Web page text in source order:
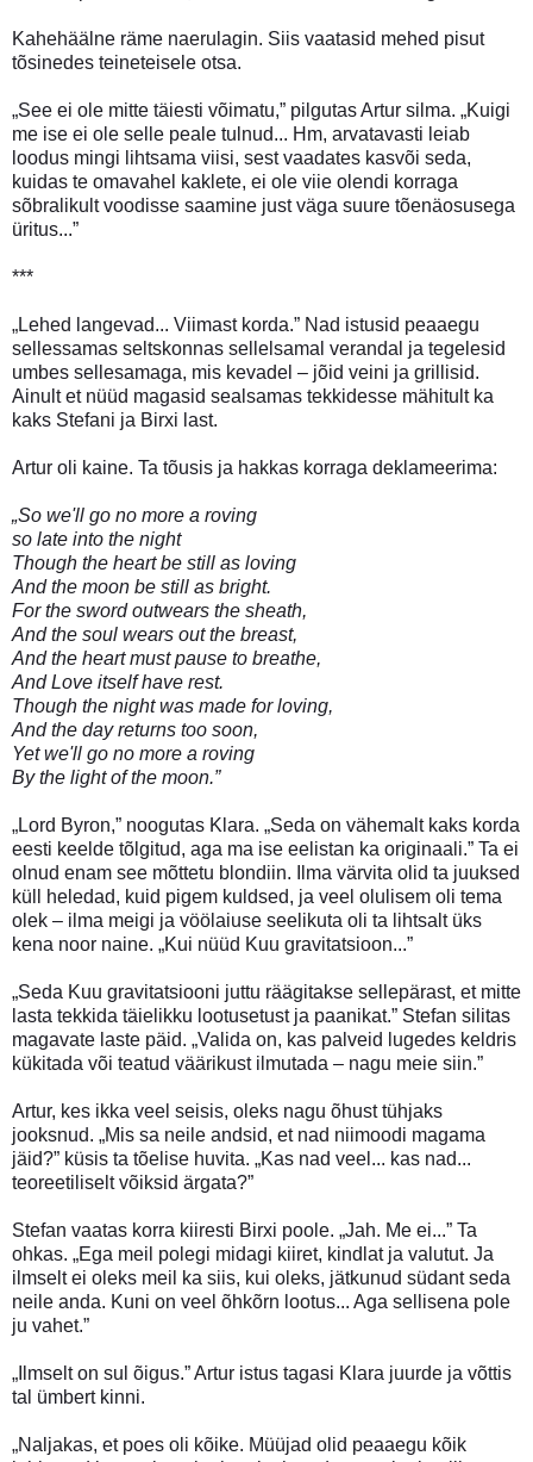
Kahehäälne räme naerulagin. Siis vaatasid mehed pisut
tõsinedes teineteisele otsa.
„See ei ole mitte täiesti võimatu,” pilgutas Artur silma. „Kuigi
me ise ei ole selle peale tulnud... Hm, arvatavasti leiab
loodus mingi lihtsama viisi, sest vaadates kasvõi seda,
kuidas te omavahel kaklete, ei ole viie olendi korraga
sõbralikult voodisse saamine just väga suure tõenäosusega
üritus...”
***
„Lehed langevad... Viimast korda.” Nad istusid peaaegu
sellessamas seltskonnas sellelsamal verandal ja tegelesid
umbes sellesamaga, mis kevadel – jõid veini ja grillisid.
Ainult et nüüd magasid sealsamas tekkidesse mähitult ka
kaks Stefani ja Birxi last.
Artur oli kaine. Ta tõusis ja hakkas korraga deklameerima:
„So we'll go no more a roving
so late into the night
Though the heart be still as loving
And the moon be still as bright.
For the sword outwears the sheath,
And the soul wears out the breast,
And the heart must pause to breathe,
And Love itself have rest.
Though the night was made for loving,
And the day returns too soon,
Yet we'll go no more a roving
By the light of the moon.”
„Lord Byron,” noogutas Klara. „Seda on vähemalt kaks korda
eesti keelde tõlgitud, aga ma ise eelistan ka originaali.” Ta ei
olnud enam see mõttetu blondiin. Ilma värvita olid ta juuksed
küll heledad, kuid pigem kuldsed, ja veel olulisem oli tema
olek – ilma meigi ja vöölaiuse seelikuta oli ta lihtsalt üks
kena noor naine. „Kui nüüd Kuu gravitatsioon...”
„Seda Kuu gravitatsiooni juttu räägitakse sellepärast, et mitte
lasta tekkida täielikku lootusetust ja paanikat.” Stefan silitas
magavate laste päid. „Valida on, kas palveid lugedes keldris
kükitada või teatud väärikust ilmutada – nagu meie siin.”
Artur, kes ikka veel seisis, oleks nagu õhust tühjaks
jooksnud. „Mis sa neile andsid, et nad niimoodi magama
jäid?” küsis ta tõelise huvita. „Kas nad veel... kas nad...
teoreetiliselt võiksid ärgata?”
Stefan vaatas korra kiiresti Birxi poole. „Jah. Me ei...” Ta
ohkas. „Ega meil polegi midagi kiiret, kindlat ja valutut. Ja
ilmselt ei oleks meil ka siis, kui oleks, jätkunud südant seda
neile anda. Kuni on veel õhkõrn lootus... Aga sellisena pole
ju vahet.”
„Ilmselt on sul õigus.” Artur istus tagasi Klara juurde ja võttis
tal ümbert kinni.
„Naljakas, et poes oli kõike. Müüjad olid peaaegu kõik